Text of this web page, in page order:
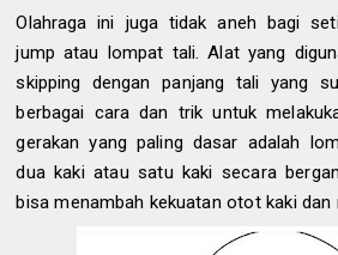
Olahraga ini juga tidak aneh bagi
jump atau lompat tali. Alat yang
skipping dengan panjang tali yang
berbagai cara dan trik untuk
gerakan yang paling dasar adalah
dua kaki atau satu kaki secara
bisa menambah kekuatan otot kaki